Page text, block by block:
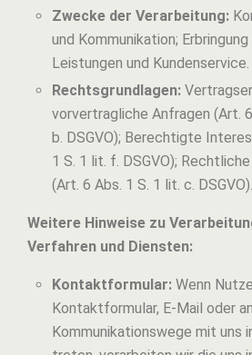
Zwecke der Verarbeitung:
und Kommunikation;
Leistungen und Kundenservice.
Rechtsgrundlagen:
vorvertragliche Anfragen (Art.
b. DSGVO); Berechtigte
1 S. 1 lit. f. DSGVO);
(Art. 6 Abs. 1 S. 1 lit. c. DSGVO).
Weitere Hinweise zu
Verfahren und Diensten:
Kontaktformular: Wenn
Kontaktformular, E-Mail oder
Kommunikationswege mit uns